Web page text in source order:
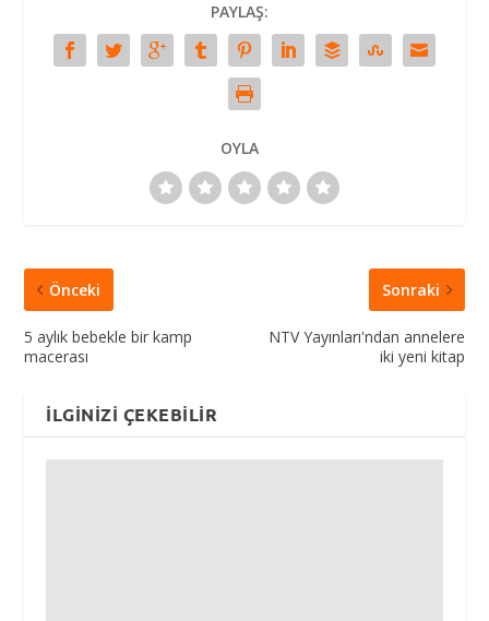
PAYLAŞ:
OYLA
Önceki
5 aylık bebekle bir kamp
macerası
Sonraki
NTV Yayınları'ndan annelere
iki yeni kitap
İLGINIZI ÇEKEBILIR